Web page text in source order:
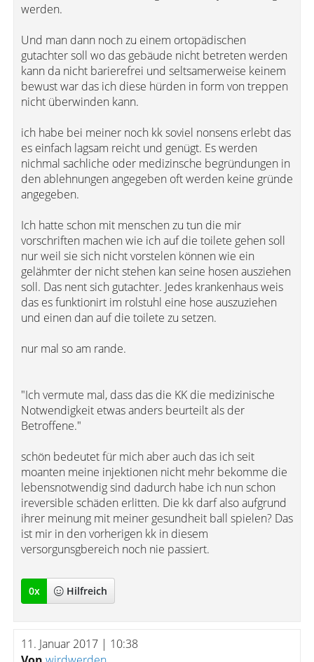
werden.
Und man dann noch zu einem ortopädischen
gutachter soll wo das gebäude nicht betreten werden
kann da nicht barierefrei und seltsamerweise keinem
bewust war das ich diese hürden in form von treppen
nicht überwinden kann.
ich habe bei meiner noch kk soviel nonsens erlebt das
es einfach lagsam reicht und genügt. Es werden
nichmal sachliche oder medizinsche begründungen in
den ablehnungen angegeben oft werden keine gründe
angegeben.
Ich hatte schon mit menschen zu tun die mir
vorschriften machen wie ich auf die toilete gehen soll
nur weil sie sich nicht vorstelen können wie ein
gelähmter der nicht stehen kan seine hosen ausziehen
soll. Das nent sich gutachter. Jedes krankenhaus weis
das es funktionirt im rolstuhl eine hose auszuziehen
und einen dan auf die toilete zu setzen.
nur mal so am rande.
"Ich vermute mal, dass das die KK die medizinische
Notwendigkeit etwas anders beurteilt als der
Betroffene."
schön bedeutet für mich aber auch das ich seit
moanten meine injektionen nicht mehr bekomme die
lebensnotwendig sind dadurch habe ich nun schon
ireversible schäden erlitten. Die kk darf also aufgrund
ihrer meinung mit meiner gesundheit ball spielen? Das
ist mir in den vorherigen kk in diesem
versorgunsgbereich noch nie passiert.
0x Hilfreich
11. Januar 2017 | 10:38